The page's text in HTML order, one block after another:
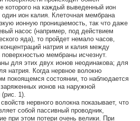
которого на каждый выведенный ион
один ион калия. Клеточная мембрана
ионную проницаемость, так что даже
насос (например, под действием
яда), то пройдет немало часов,
натрия и калия между
мембраны исчезнут.
для этих двух ионов неодинакова; для
натрия. Когда нервное волокно
покоящемся состоянии, то наблюдается
ионов на наружной
1).
нервного волокна показывает, что
собой пассивный проводник,
при этом потери очень велики. При